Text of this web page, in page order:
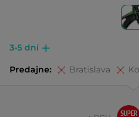
3-5 dní
Predajne: Bratislava
SUPER